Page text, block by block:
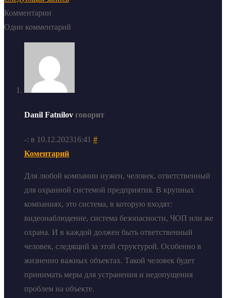
Комментарии
Один комментарий
Danil Fatnilov говорит
-: в 10.12.202316:41 #
Коментарий
Для любой компании нужен, человек, ответственный
для охранной системой предприятия. В крупных
компаниях, это система, в которую входят:
видеонаблюдение, система безопасности, ЧОП или же
охрана. И в каждой должен быть ответственный
человек, следящий за этой структурой. Особенно в
жизненно важных объектах. Такой человек будет
принимать меры для устранения и недопущения
проблем на объекте.